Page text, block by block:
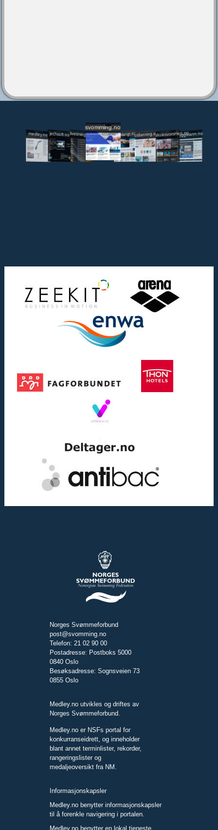
medley.no jechsoft.nolivetiming.medley.no
svomming.no
svomlangt.noutdanning.svomming.no
skolesvommen.notryggivann.no
Norges Svømmeforbund
post@svomming.no
Telefon: 21 02 90 00
Postadresse: Postboks 5000
0840 Oslo
Besøksadresse: Sognsveien 73
0855 Oslo
Medley.no utvikles og driftes av
Norges Svømmeforbund.
Medley.no er NSFs portal for
konkurranseidrett, og inneholder
blant annet terminlister, rekorder,
rangeringslister og
medaljeoversikt fra NM.
Informasjonskapsler
Medley.no benytter informasjonskapsler
til å forenkle navigering i portalen.
Medley.no benytter en lokal tjeneste